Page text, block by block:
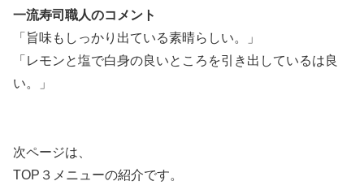
一流寿司職人のコメント
「旨味もしっかり出ている素晴らしい。」
「レモンと塩で白身の良いところを引き出しているは良
い。」
次ページは、
TOP３メニューの紹介です。